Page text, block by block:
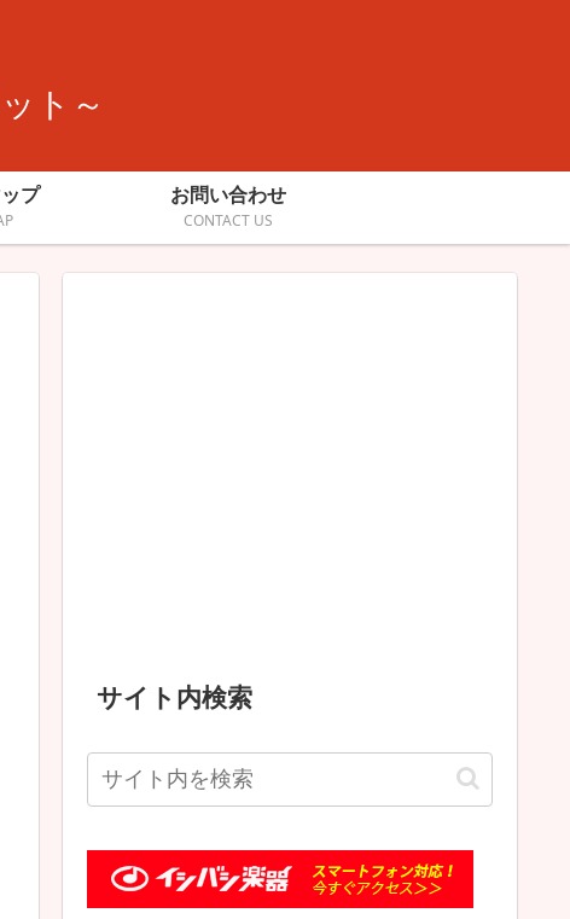
ト～
プ
お問い合わせ
CONTACT US
サイト内検索